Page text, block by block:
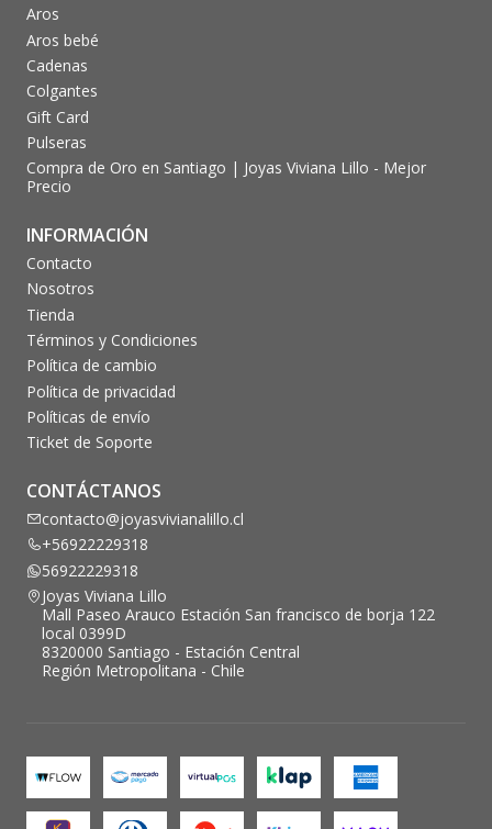
Aros
Aros bebé
Cadenas
Colgantes
Gift Card
Pulseras
Compra de Oro en Santiago | Joyas Viviana Lillo - Mejor
Precio
INFORMACIÓN
Contacto
Nosotros
Tienda
Términos y Condiciones
Política de cambio
Política de privacidad
Políticas de envío
Ticket de Soporte
CONTÁCTANOS
contacto@joyasvivianalillo.cl
+56922229318
56922229318
Joyas Viviana Lillo
Mall Paseo Arauco Estación San francisco de borja 122
local 0399D
8320000 Santiago - Estación Central
Región Metropolitana - Chile